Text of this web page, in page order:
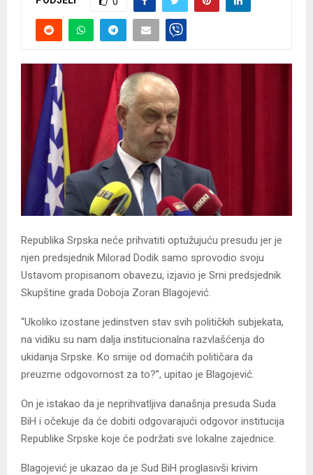
Republika Srpska neće prihvatiti optužujuću presudu jer je
njen predsjednik Milorad Dodik samo sprovodio svoju
Ustavom propisanom obavezu, izjavio je Srni predsjednik
Skupštine grada Doboja Zoran Blagojević.
“Ukoliko izostane jedinstven stav svih političkih subjekata,
na vidiku su nam dalja institucionalna razvlašćenja do
ukidanja Srpske. Ko smije od domaćih političara da
preuzme odgovornost za to?”, upitao je Blagojević.
On je istakao da je neprihvatljiva današnja presuda Suda
BiH i očekuje da će dobiti odgovarajući odgovor institucija
Republike Srpske koje će podržati sve lokalne zajednice.
Blagojević je ukazao da je Sud BiH proglasivši krivim